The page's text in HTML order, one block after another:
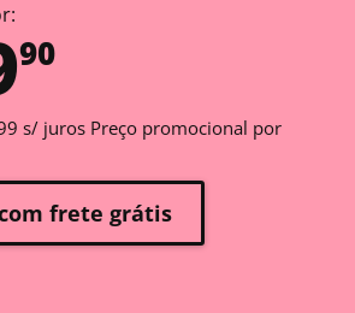
90
s/ juros Preço promocional por
com frete grátis